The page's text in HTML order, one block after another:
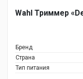
Wahl Триммер
Бренд
Страна
Тип питания